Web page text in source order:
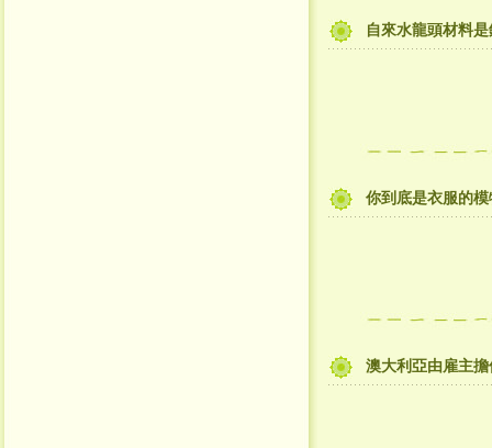
自來水龍頭材料
你到底是衣服的
澳大利亞由雇主